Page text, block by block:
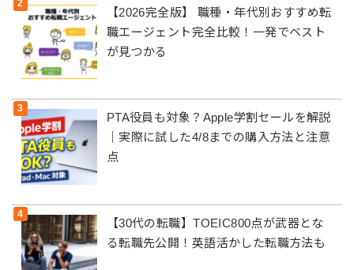
【2026完全版】 職種・年代別おすすめ転
職エージェント完全比較！一発でベスト
が見つかる
PTA役員も対象？Apple学割セールを解説
｜実際に試した4/8までの購入方法と注意
点
【30代の転職】TOEIC800点が武器とな
る転職先公開！英語活かした転職方法も